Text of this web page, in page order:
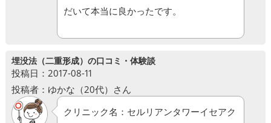
だいて本当に良かったです。
埋没法（二重形成）の口コミ・体験談
投稿日：2017-08-11
投稿者：ゆかな（20代）さん
クリニック名：セルリアンタワーイセアク